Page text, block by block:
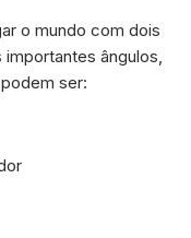
o mundo com dois
ângulos,
ser: